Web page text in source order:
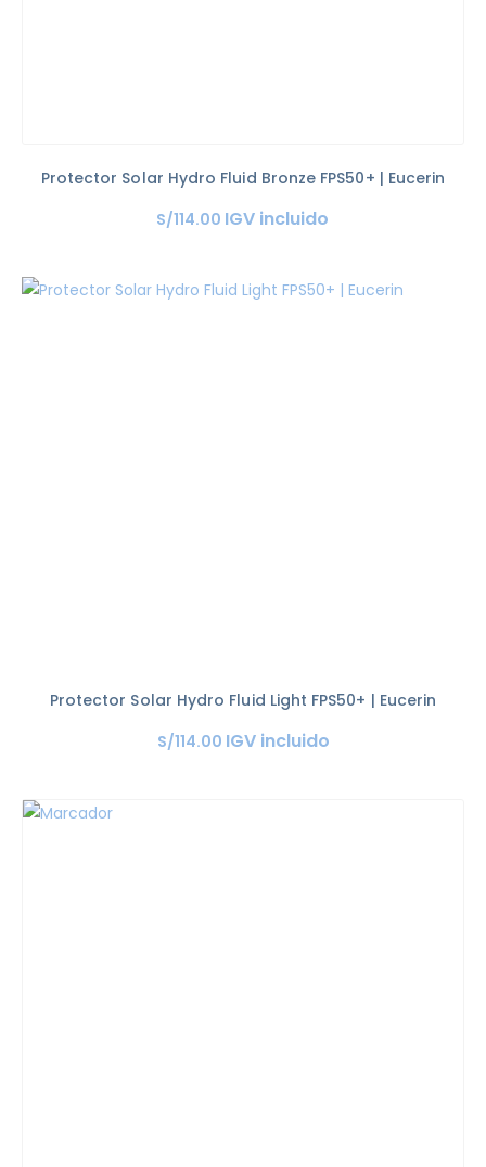
Protector Solar Hydro Fluid Bronze FPS50+ | Eucerin
S/114.00 IGV incluido
Protector Solar Hydro Fluid Light FPS50+ | Eucerin
S/114.00 IGV incluido